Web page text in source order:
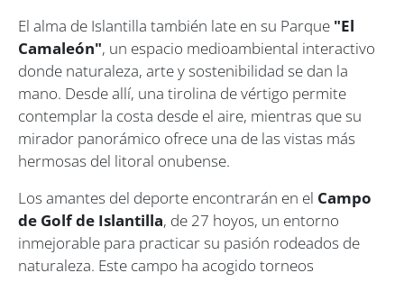
El alma de Islantilla también late en su Parque "El
Camaleón", un espacio medioambiental interactivo
donde naturaleza, arte y sostenibilidad se dan la
mano. Desde allí, una tirolina de vértigo permite
contemplar la costa desde el aire, mientras que su
mirador panorámico ofrece una de las vistas más
hermosas del litoral onubense.
Los amantes del deporte encontrarán en el Campo
de Golf de Islantilla, de 27 hoyos, un entorno
inmejorable para practicar su pasión rodeados de
naturaleza. Este campo ha acogido torneos